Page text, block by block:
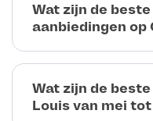
Wat zijn de
aanbiedingen op
Wat zijn de
Louis van mei